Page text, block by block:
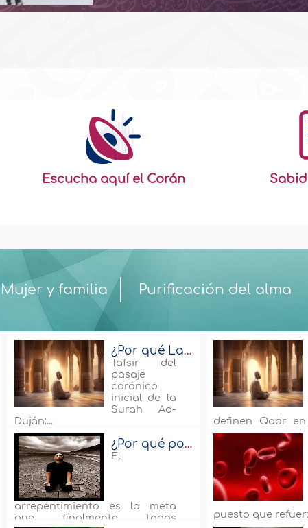
Escucha aquí el Corán
Mujer y familia Purificación del alma
¿Por qué Lailatul Qadr? (parte 3 de 4)
Tafsir del
pasaje
coránico
inicial de la
Surah Ad-
Duján:...
definen Qadr
de...
¿Por qué posponemos el arrepentimiento?
El
arrepentimiento es la meta
que finalmente todos
puesto que